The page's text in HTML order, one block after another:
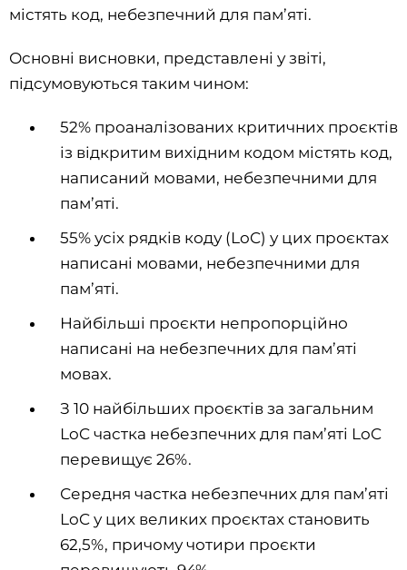
містять код, небезпечний для пам’яті.
Основні висновки, представлені у звіті,
підсумовуються таким чином:
52% проаналізованих критичних проєктів
із відкритим вихідним кодом містять код,
написаний мовами, небезпечними для
пам’яті.
55% усіх рядків коду (LoC) у цих проєктах
написані мовами, небезпечними для
пам’яті.
Найбільші проєкти непропорційно
написані на небезпечних для пам’яті
мовах.
З 10 найбільших проєктів за загальним
LoC частка небезпечних для пам’яті LoC
перевищує 26%.
Середня частка небезпечних для пам’яті
LoC у цих великих проєктах становить
62,5%, причому чотири проєкти